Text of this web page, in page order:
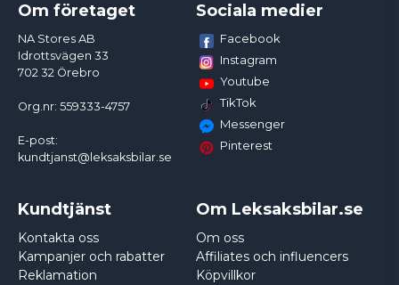
Om företaget
NA Stores AB
Idrottsvägen 33
702 32 Örebro
Org.nr: 559333-4757
E-post:
kundtjanst@leksaksbilar.se
Sociala medier
Facebook
Instagram
Youtube
TikTok
Messenger
Pinterest
Kundtjänst
Kontakta oss
Kampanjer och rabatter
Reklamation
Om Leksaksbilar.se
Om oss
Affiliates och influencers
Köpvillkor